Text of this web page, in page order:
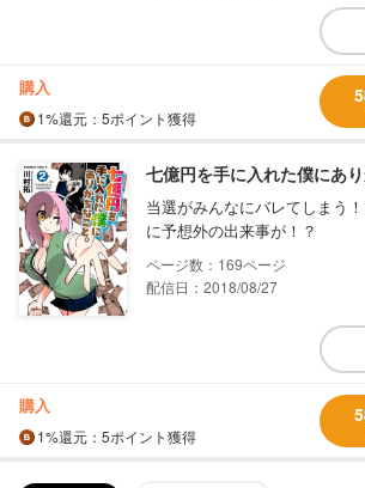
購入
1%還元 ：5ポイント獲得
七億円を手に入れた僕にあ
当選がみんなにバレてしまう
に予想外の出来事が！？
169
配信日：2018/08/27
購入
1%還元 ：5ポイント獲得